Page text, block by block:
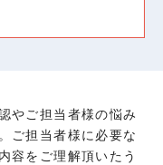
やご担当者様の悩み
ご担当者様に必要な
容をご理解頂いたう